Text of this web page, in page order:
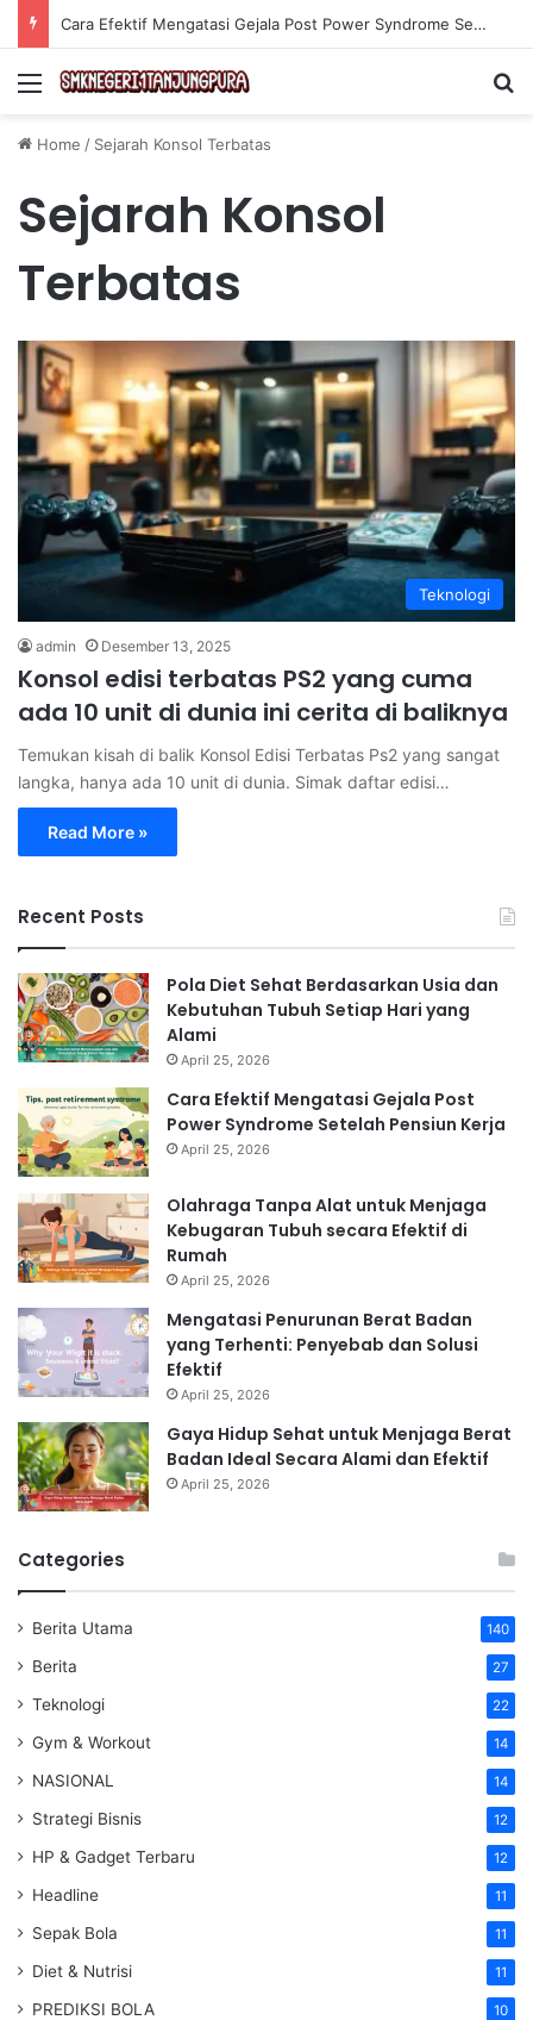
Cara Efektif Mengatasi Gejala Post Power Syndrome Setelah Pensiun Kerja
Menu
Home / Sejarah Konsol Terbatas
Sejarah Konsol
Terbatas
Teknologi
admin Desember 13, 2025
Konsol edisi terbatas PS2 yang cuma
ada 10 unit di dunia ini cerita di baliknya
Temukan kisah di balik Konsol Edisi Terbatas Ps2 yang sangat
langka, hanya ada 10 unit di dunia. Simak daftar edisi…
Read More »
Recent Posts
Pola Diet Sehat Berdasarkan Usia dan
Kebutuhan Tubuh Setiap Hari yang
Alami
April 25, 2026
Cara Efektif Mengatasi Gejala Post
Power Syndrome Setelah Pensiun Kerja
April 25, 2026
Olahraga Tanpa Alat untuk Menjaga
Kebugaran Tubuh secara Efektif di
Rumah
April 25, 2026
Mengatasi Penurunan Berat Badan
yang Terhenti: Penyebab dan Solusi
Efektif
April 25, 2026
Gaya Hidup Sehat untuk Menjaga Berat
Badan Ideal Secara Alami dan Efektif
April 25, 2026
Categories
Berita Utama 140
Berita 27
Teknologi 22
Gym & Workout 14
NASIONAL 14
Strategi Bisnis 12
HP & Gadget Terbaru 12
Headline 11
Sepak Bola 11
Diet & Nutrisi 11
PREDIKSI BOLA 10